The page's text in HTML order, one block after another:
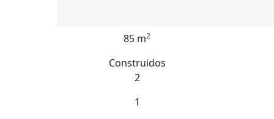
85 m2
Construidos
2
1